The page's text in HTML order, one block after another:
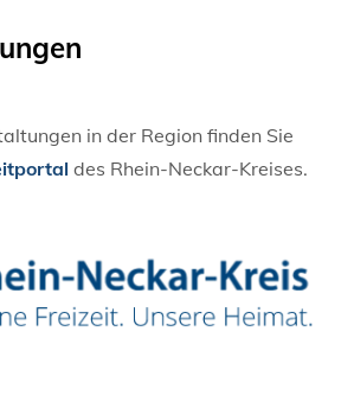
in der Region finden Sie
des Rhein-Neckar-Kreises.